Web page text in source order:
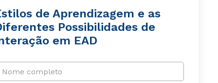
de Aprendizagem e as
Possibilidades de
em EAD
Nome completo